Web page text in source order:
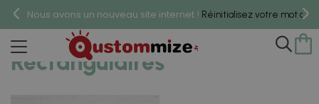
Nous avons un nouveau site internet ! Réinitialisez votre mot de
Autocollants En Vinyle
Rectangulaires